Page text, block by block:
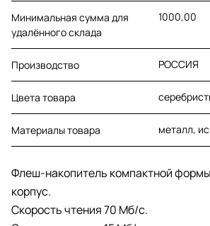
Минимальная сумма для
удалённого склада
1000,00
Производство РОССИЯ
Цвета товара
Материалы товара металл,
Флеш-накопитель компактной
корпус.
Cкорость чтения 70 Мб/c.